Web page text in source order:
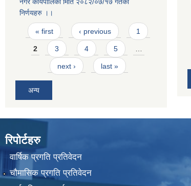
निर्णयहरु ।।
Pages
« first ‹ previous 1
2 3 4 5
next › last »
अन्य
रिपोर्टहरु
वार्षिक प्रगति प्रतिवेदन
चौमासिक प्रगति प्रतिवेदन